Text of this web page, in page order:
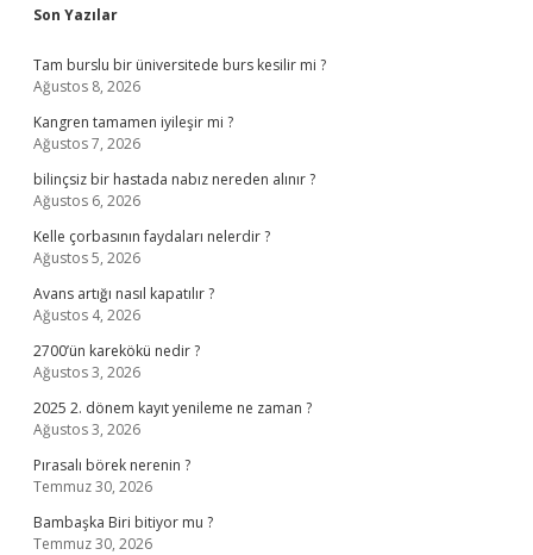
Sidebar
Son Yazılar
Tam burslu bir üniversitede burs kesilir mi ?
Ağustos 8, 2026
Kangren tamamen iyileşir mi ?
Ağustos 7, 2026
bilinçsiz bir hastada nabız nereden alınır ?
Ağustos 6, 2026
Kelle çorbasının faydaları nelerdir ?
Ağustos 5, 2026
Avans artığı nasıl kapatılır ?
Ağustos 4, 2026
2700’ün karekökü nedir ?
Ağustos 3, 2026
2025 2. dönem kayıt yenileme ne zaman ?
Ağustos 3, 2026
Pırasalı börek nerenin ?
Temmuz 30, 2026
Bambaşka Biri bitiyor mu ?
Temmuz 30, 2026